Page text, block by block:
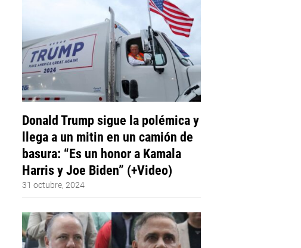
Donald Trump sigue la polémica y
llega a un mitin en un camión de
basura: “Es un honor a Kamala
Harris y Joe Biden” (+Video)
31 octubre, 2024